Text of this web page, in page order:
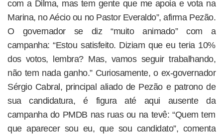
com a Dilma, mas tem gente que me apoia e vota na
Marina, no Aécio ou no Pastor Everaldo”, afirma Pezão.
O governador se diz “muito animado” com a
campanha: “Estou satisfeito. Diziam que eu teria 10%
dos votos, lembra? Mas, vamos seguir trabalhando,
não tem nada ganho.” Curiosamente, o ex-governador
Sérgio Cabral, principal aliado de Pezão e patrono de
sua candidatura, é figura até aqui ausente da
campanha do PMDB nas ruas ou na tevê: “Quem tem
que aparecer sou eu, que sou candidato”, comenta